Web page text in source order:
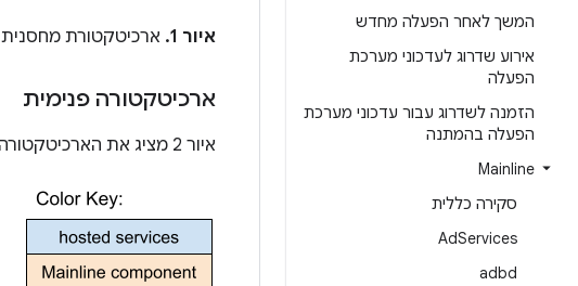
המשך לאחר הפעלה מחדש
אירוע שדרוג לעדכוני מערכת
הפעלה
הזמנה לשדרוג עבור עדכוני מערכת
הפעלה בהמתנה
Mainline
סקירה כללית
AdServices
adbd
איור 1. ארכיטקטורת מחסנית RKP.
ארכיטקטורה פנימית
איור 2 מציג את הארכיטקטורה הפנימית של RKP.